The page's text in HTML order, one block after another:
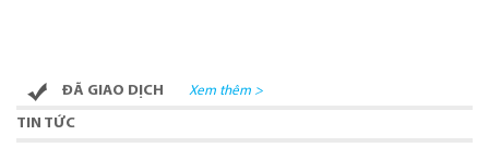
ĐÃ GIAO DỊCH Xem thêm >
TIN TỨC